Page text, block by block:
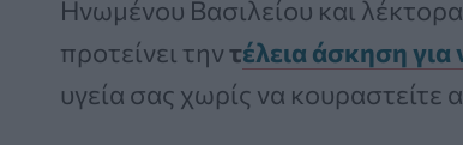
Ηνωμένου Βασιλείου και
προτείνει τηντέλεια άσκηση
υγεία σας χωρίς να κουραστείτε